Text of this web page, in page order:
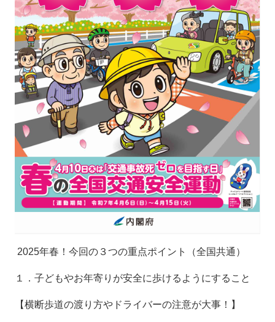
2025年春！今回の３つの重点ポイント（全国共通）
１．子どもやお年寄りが安全に歩けるようにすること
【横断歩道の渡り方やドライバーの注意が大事！】